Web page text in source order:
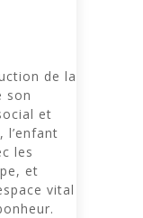
de la
son
et
l’enfant
les
et
vital